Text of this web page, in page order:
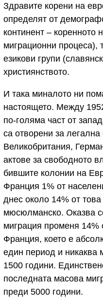
Здравите корени на
определят от
континент –
миграционни процеса),
езикови групи
християнството.
И така миналото ни
настоящето. Между
по-голяма част от
са отворени за легална
Великобритания,
актове за свободното
бившите колонии на
Франция 1% от
днес около 14% от
мюсюлманско. Оказва
миграция променя 14%
Франция, което е
един период и никаква
1500 години.
последната масова
преди 5000 години.